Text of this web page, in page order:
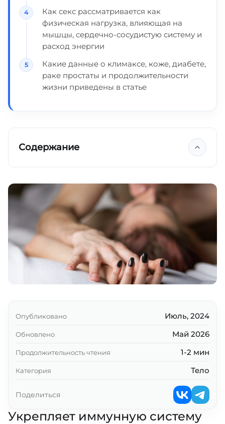
Как секс рассматривается как
физическая нагрузка, влияющая на
мышцы, сердечно-сосудистую систему и
расход энергии
Какие данные о климаксе, коже, диабете,
раке простаты и продолжительности
жизни приведены в статье
Содержание
Снижает артериальное давление
Поддерживает тонус сердечно-
сосудистой системы
Борется со стрессом
Повышает качество сна
Действует как физическая нагрузка
Увеличивает продолжительность жизни
Укрепляет иммунную систему
Опубликовано Июль, 2024
Обновлено Май 2026
Продолжительность чтения 1-2 мин
Категория Тело
Поделиться